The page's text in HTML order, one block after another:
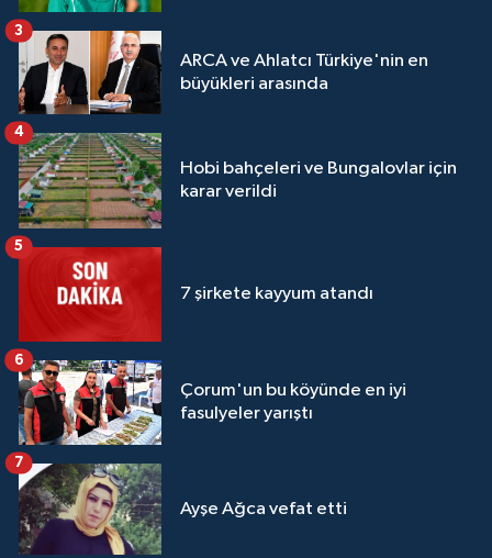
ARCA ve Ahlatcı Türkiye'nin en
büyükleri arasında
3
Hobi bahçeleri ve Bungalovlar için
karar verildi
4
7 şirkete kayyum atandı
5
Çorum'un bu köyünde en iyi
fasulyeler yarıştı
6
Ayşe Ağca vefat etti
7